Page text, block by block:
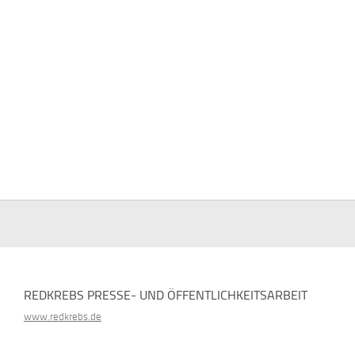
REDKREBS PRESSE- UND ÖFFENTLICHKEITSARBEIT
www.redkrebs.de